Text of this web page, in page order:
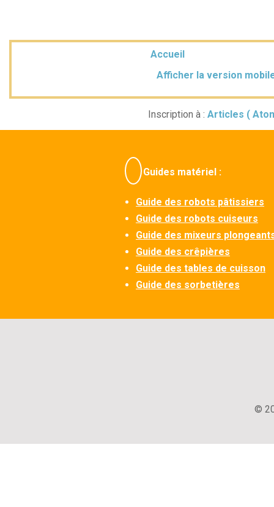
Accueil
Afficher la version
Inscription à :Articles (
Guides matériel :
Guide des robots pâtissiers
Guide des robots cuiseurs
Guide des mixeurs
Guide des crêpières
Guide des tables de cuisson
Guide des sorbetières
©